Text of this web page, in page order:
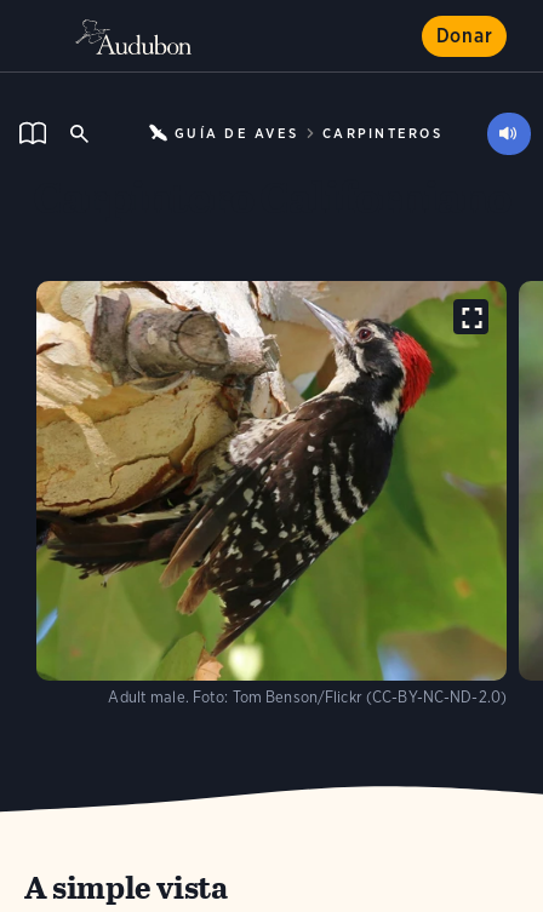
Donar
GUÍA DE AVES CARPINTEROS
Adult male. Foto: Tom Benson/Flickr (CC-BY-NC-ND-2.0)
A simple vista